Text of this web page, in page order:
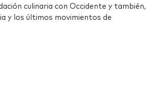
culinaria con Occidente y también,
y los últimos movimientos de